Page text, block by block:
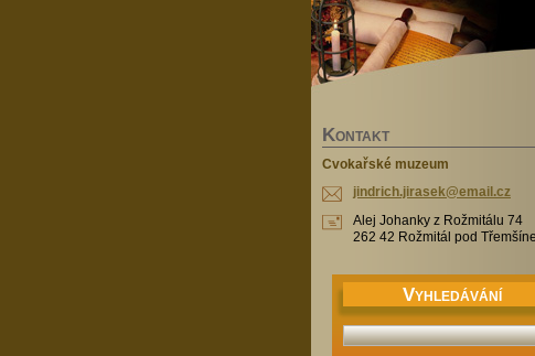
KONTAKT
Cvokařské muzeum
jindrich.jirasek@email.cz
Alej Johanky z Rožmitálu 74
262 42 Rožmitál pod
VYHLEDÁVÁNÍ